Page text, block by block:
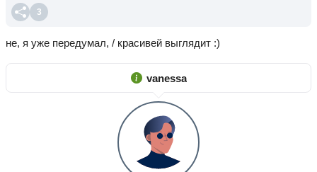
3
не, я уже передумал, / красивей выглядит :)
vanessa